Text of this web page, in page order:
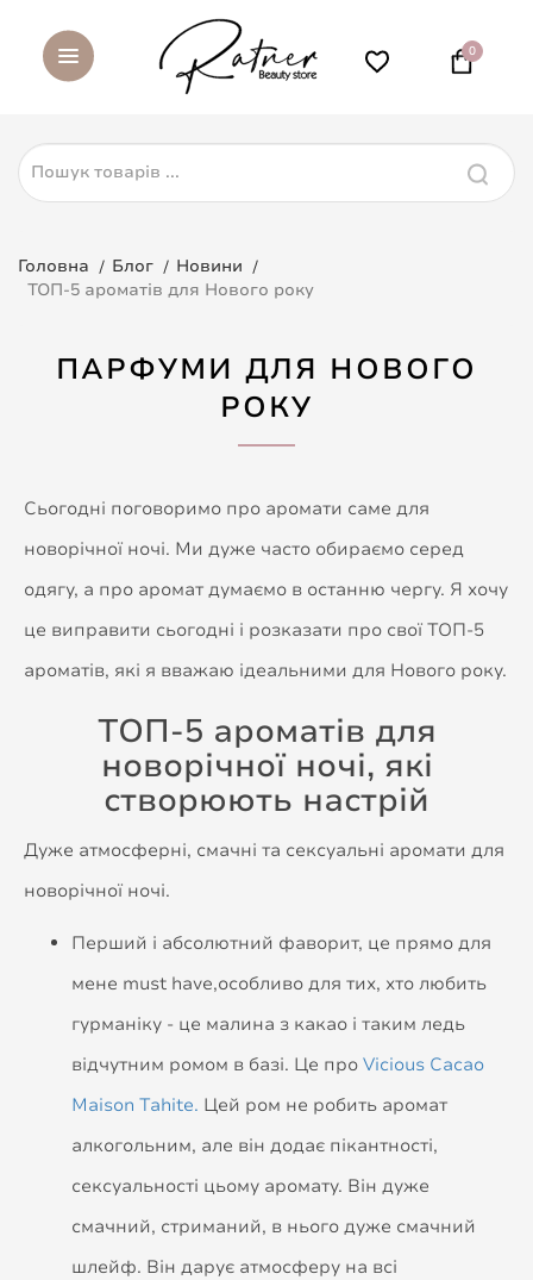
0
Головна Блог
Новини
ТОП-5 ароматів для Нового року
ПАРФУМИ ДЛЯ НОВОГО
РОКУ
Сьогодні поговоримо про аромати саме для
новорічної ночі. Ми дуже часто обираємо серед
одягу, а про аромат думаємо в останню чергу. Я хочу
це виправити сьогодні і розказати про свої ТОП-5
ароматів, які я вважаю ідеальними для Нового року.
ТОП-5 ароматів для
новорічної ночі, які
створюють настрій
Дуже атмосферні, смачні та сексуальні аромати для
новорічної ночі.
Перший і абсолютний фаворит, це прямо для
мене must have,особливо для тих, хто любить
гурманіку - це малина з какао і таким ледь
відчутним ромом в базі. Це про Vicious Cacao
Maison Tahite. Цей ром не робить аромат
алкогольним, але він додає пікантності,
сексуальності цьому аромату. Він дуже
смачний, стриманий, в нього дуже смачний
шлейф. Він дарує атмосферу на всі